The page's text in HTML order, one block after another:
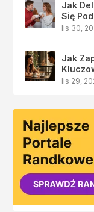
Jak
Się
lis 30,
Jak
lis 29,